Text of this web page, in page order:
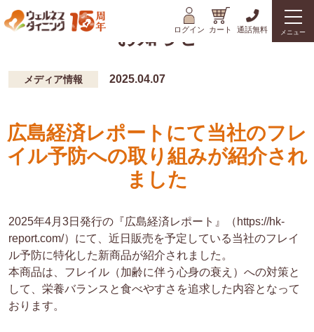
ログイン カート 通話無料 メニュー
お知らせ
メディア情報 2025.04.07
広島経済レポートにて当社のフレ
イル予防への取り組みが紹介され
ました
2025年4月3日発行の『広島経済レポート』（https://hk-
report.com/）にて、近日販売を予定している当社のフレイ
ル予防に特化した新商品が紹介されました。
本商品は、フレイル（加齢に伴う心身の衰え）への対策と
して、栄養バランスと食べやすさを追求した内容となって
おります。